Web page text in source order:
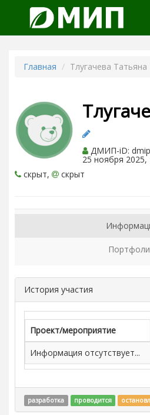
Главная Тлугачева Татьяна
ДМИП-iD:
25 ноября 2025,
скрыт,
скрыт
История участия
Проект/мероприятие
Информация отсутствует...
разработка проводится